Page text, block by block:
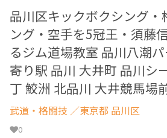
品川区キックボクシング・
ング・空手を5冠王・須藤
るジム道場教室 品川八潮
寄り駅 品川 大井町 品川シ
丁 鮫洲 北品川 大井競馬場
武道・格闘技 ／東京都 品川区
0